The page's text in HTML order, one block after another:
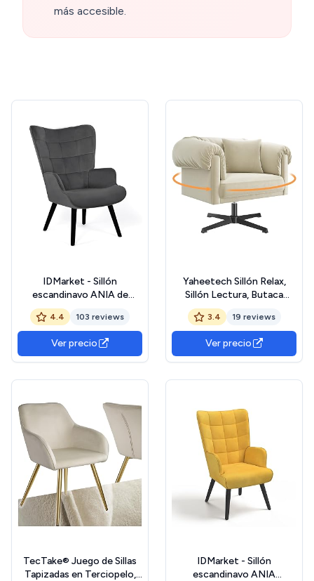
más accesible.
IDMarket - Sillón
escandinavo ANIA de
terciopelo gris
4.4 103 reviews
Ver precio
Yaheetech Sillón Relax,
Sillón Lectura, Butaca
Nórdica Tapizada de
Terciopelo, Sofá Individual
con Una Almohada para Sala
de Estar y Dormitorio,
Color Champán
3.4 19 reviews
Ver precio
TecTake® Juego de Sillas
Tapizadas en Terciopelo,
IDMarket - Sillón
escandinavo ANIA